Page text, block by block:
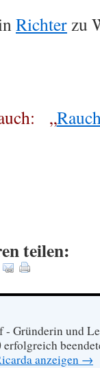
Richterzu
„
teilen:
- Gründerin und
erfolgreich
anzeigen →